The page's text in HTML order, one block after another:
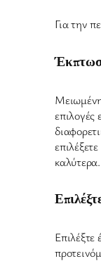
Για την
Μειωμένη
επιλογές
καλύτερα.
Επιλέξτε